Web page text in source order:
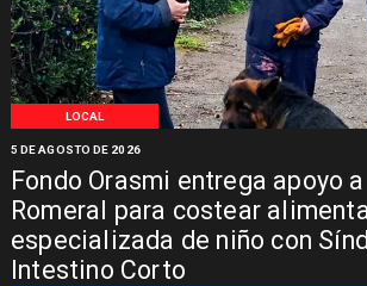
LOCAL
Fondo Orasmi entrega apoyo
Romeral para costear
especializada de niño con
Intestino Corto
5 DE AGOSTO DE 2026